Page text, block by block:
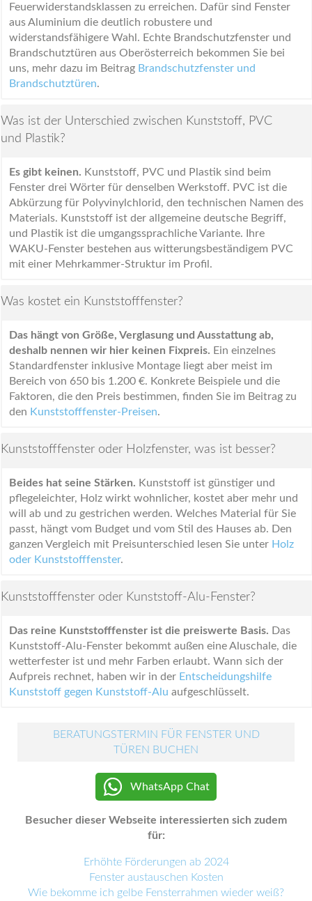
Feuerwiderstandsklassen zu erreichen. Dafür sind Fenster
aus Aluminium die deutlich robustere und
widerstandsfähigere Wahl. Echte Brandschutzfenster und
Brandschutztüren aus Oberösterreich bekommen Sie bei
uns, mehr dazu im Beitrag Brandschutzfenster und
Brandschutztüren.
Was ist der Unterschied zwischen Kunststoff, PVC
und Plastik?
Es gibt keinen. Kunststoff, PVC und Plastik sind beim
Fenster drei Wörter für denselben Werkstoff. PVC ist die
Abkürzung für Polyvinylchlorid, den technischen Namen des
Materials. Kunststoff ist der allgemeine deutsche Begriff,
und Plastik ist die umgangssprachliche Variante. Ihre
WAKU-Fenster bestehen aus witterungsbeständigem PVC
mit einer Mehrkammer-Struktur im Profil.
Was kostet ein Kunststofffenster?
Das hängt von Größe, Verglasung und Ausstattung ab,
deshalb nennen wir hier keinen Fixpreis. Ein einzelnes
Standardfenster inklusive Montage liegt aber meist im
Bereich von 650 bis 1.200 €. Konkrete Beispiele und die
Faktoren, die den Preis bestimmen, finden Sie im Beitrag zu
den Kunststofffenster-Preisen.
Kunststofffenster oder Holzfenster, was ist besser?
Beides hat seine Stärken. Kunststoff ist günstiger und
pflegeleichter, Holz wirkt wohnlicher, kostet aber mehr und
will ab und zu gestrichen werden. Welches Material für Sie
passt, hängt vom Budget und vom Stil des Hauses ab. Den
ganzen Vergleich mit Preisunterschied lesen Sie unter Holz
oder Kunststofffenster.
Kunststofffenster oder Kunststoff-Alu-Fenster?
Das reine Kunststofffenster ist die preiswerte Basis. Das
Kunststoff-Alu-Fenster bekommt außen eine Aluschale, die
wetterfester ist und mehr Farben erlaubt. Wann sich der
Aufpreis rechnet, haben wir in der Entscheidungshilfe
Kunststoff gegen Kunststoff-Alu aufgeschlüsselt.
BERATUNGSTERMIN FÜR FENSTER UND
TÜREN BUCHEN
WhatsApp Chat
Besucher dieser Webseite interessierten sich zudem
für:
Erhöhte Förderungen ab 2024
Fenster austauschen Kosten
Wie bekomme ich gelbe Fensterrahmen wieder weiß?